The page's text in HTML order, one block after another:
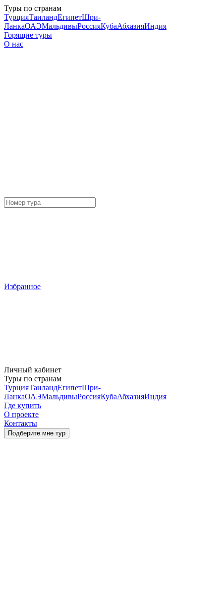
Туры по странам
ТурцияТаиландЕгипетШри-
ЛанкаОАЭМальдивыРоссияКубаАбхазияИндия
Горящие туры
О нас
Избранное
Личный кабинет
Туры по странам
ТурцияТаиландЕгипетШри-
ЛанкаОАЭМальдивыРоссияКубаАбхазияИндия
Где купить
О проекте
Контакты
Подберите мне тур